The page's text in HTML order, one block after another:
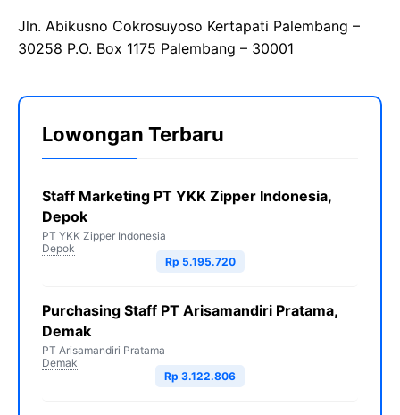
Jln. Abikusno Cokrosuyoso Kertapati Palembang –
30258 P.O. Box 1175 Palembang – 30001
Lowongan Terbaru
Staff Marketing PT YKK Zipper Indonesia,
Depok
PT YKK Zipper Indonesia
Depok
Rp 5.195.720
Purchasing Staff PT Arisamandiri Pratama,
Demak
PT Arisamandiri Pratama
Demak
Rp 3.122.806